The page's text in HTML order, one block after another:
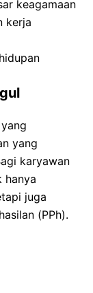
keagamaan
kerja
yang
karyawan
hanya
juga
(PPh).